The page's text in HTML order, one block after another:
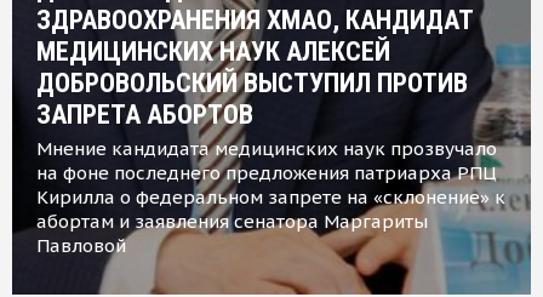
ЗДРАВООХРАНЕНИЯ ХМАО, КАНДИДАТ
МЕДИЦИНСКИХ НАУК АЛЕКСЕЙ
ДОБРОВОЛЬСКИЙ ВЫСТУПИЛ ПРОТИВ
ЗАПРЕТА АБОРТОВ
Мнение кандидата медицинских наук прозвучало
на фоне последнего предложения патриарха РПЦ
Кирилла о федеральном запрете на «склонение» к
абортам и заявления сенатора Маргариты
Павловой